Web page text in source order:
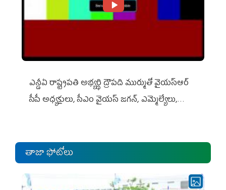
ఎన్డీఏ రాష్ట్ర‌ప‌తి అభ్య‌ర్థి ద్రౌప‌ది ముర్ముతో వైయ‌స్ఆర్
సీపీ అధ్య‌క్షులు, సీఎం వైయ‌స్ జ‌గ‌న్, ఎమ్మెల్యేలు,
తాజా ఫోటోలు